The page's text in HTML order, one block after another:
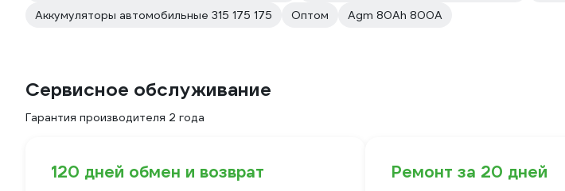
Аккумуляторы автомобильные 315 175 175
Оптом Agm 80Ah 800A
Сервисное обслуживание
Гарантия производителя 2 года
120 дней обмен и возврат Ремонт за 20 дней